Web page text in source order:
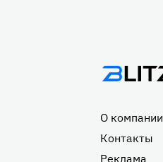
Подвал
О компании
Контакты
Реклама